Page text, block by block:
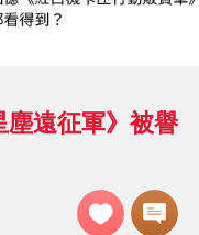
遠征軍》被譽